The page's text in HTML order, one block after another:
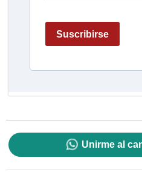
Unirme al